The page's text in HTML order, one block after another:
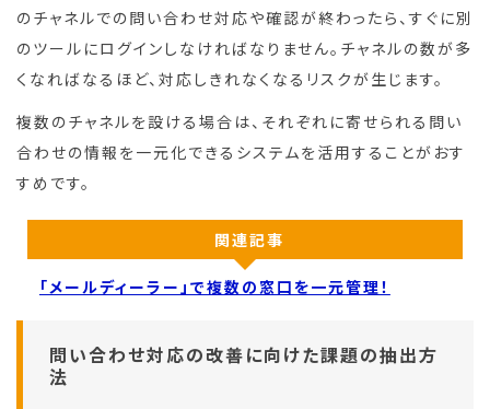
のチャネルでの問い合わせ対応や確認が終わったら、すぐに別
のツールにログインしなければなりません。チャネルの数が多
くなればなるほど、対応しきれなくなるリスクが生じます。
複数のチャネルを設ける場合は、それぞれに寄せられる問い
合わせの情報を一元化できるシステムを活用することがおす
すめです。
関連記事
「メールディーラー」で複数の窓口を一元管理！
問い合わせ対応の改善に向けた課題の抽出方
法